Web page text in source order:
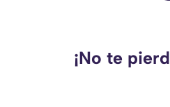
¡No te